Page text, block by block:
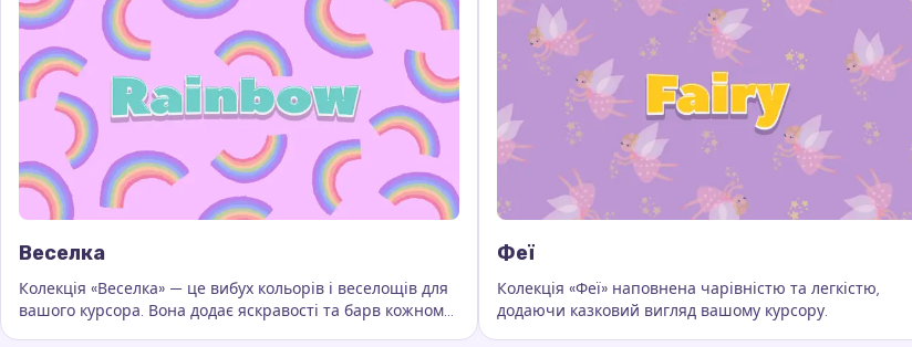
Веселка
Колекція «Веселка» — це вибух кольорів і веселощів для
вашого курсора. Вона додає яскравості та барв кожному
Веселка, кастомні сліди курсора, ефекти курсора, колекція ефектів, анімовані ефекти
Феї
Колекція «Феї» наповнена чарівністю та легкістю,
додаючи казковий вигляд вашому курсору.
Феї, кастомні сліди курсора,